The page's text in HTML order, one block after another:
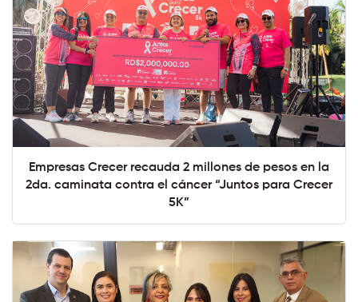
Empresas Crecer recauda 2 millones de pesos en la
2da. caminata contra el cáncer “Juntos para Crecer
5K”